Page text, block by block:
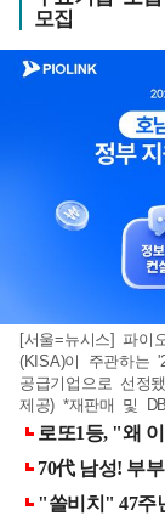
모집
[서울=뉴시스] 파이
(KISA)이 주관하는
공급기업으로 선정
제공) *재판매 및